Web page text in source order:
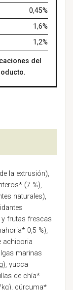
0,45%
1,6%
1,2%
del
la extrusión),
(7 %),
naturales),
y frutas frescas
0,5 %),
achicoria
marinas
yucca
de chía*
cúrcuma*